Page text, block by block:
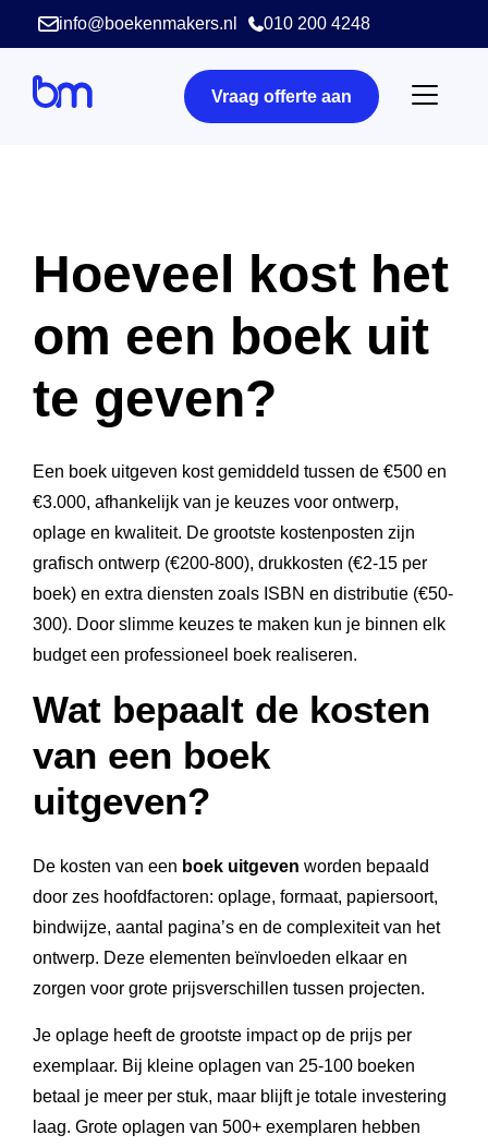
info@boekenmakers.nl 010 200 4248
Vraag offerte aan
Hoeveel kost het
om een boek uit
te geven?
Een boek uitgeven kost gemiddeld tussen de €500 en
€3.000, afhankelijk van je keuzes voor ontwerp,
oplage en kwaliteit. De grootste kostenposten zijn
grafisch ontwerp (€200-800), drukkosten (€2-15 per
boek) en extra diensten zoals ISBN en distributie (€50-
300). Door slimme keuzes te maken kun je binnen elk
budget een professioneel boek realiseren.
Wat bepaalt de kosten
van een boek
uitgeven?
De kosten van een boek uitgeven worden bepaald
door zes hoofdfactoren: oplage, formaat, papiersoort,
bindwijze, aantal pagina’s en de complexiteit van het
ontwerp. Deze elementen beïnvloeden elkaar en
zorgen voor grote prijsverschillen tussen projecten.
Je oplage heeft de grootste impact op de prijs per
exemplaar. Bij kleine oplagen van 25-100 boeken
betaal je meer per stuk, maar blijft je totale investering
laag. Grote oplagen van 500+ exemplaren hebben